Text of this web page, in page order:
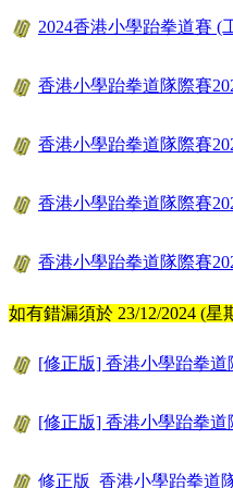
2024香港小學跆拳道賽 (
香港小學跆拳道隊際賽
香港小學跆拳道隊際賽
香港小學跆拳道隊際賽
香港小學跆拳道隊際賽
如有錯漏須於 23/12/2024 (
[修正版] 香港小學跆拳道
[修正版] 香港小學跆拳道
修正版_香港小學跆拳道